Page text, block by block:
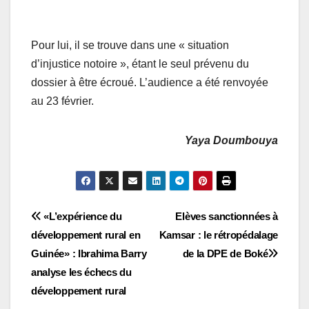
Pour lui, il se trouve dans une « situation
d’injustice notoire », étant le seul prévenu du
dossier à être écroué. L’audience a été renvoyée
au 23 février.
Yaya Doumbouya
Navigation
de
l’article
Elèves sanctionnées à
Kamsar : le rétropédalage
de la DPE de Boké
«L’expérience du
développement rural en
Guinée» : Ibrahima Barry
analyse les échecs du
développement rural